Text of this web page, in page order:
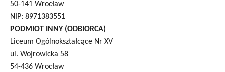
50-141 Wrocław
NIP: 8971383551
PODMIOT INNY (ODBIORCA)
Liceum Ogólnokształcące Nr XV
ul. Wojrowicka 58
54-436 Wrocław